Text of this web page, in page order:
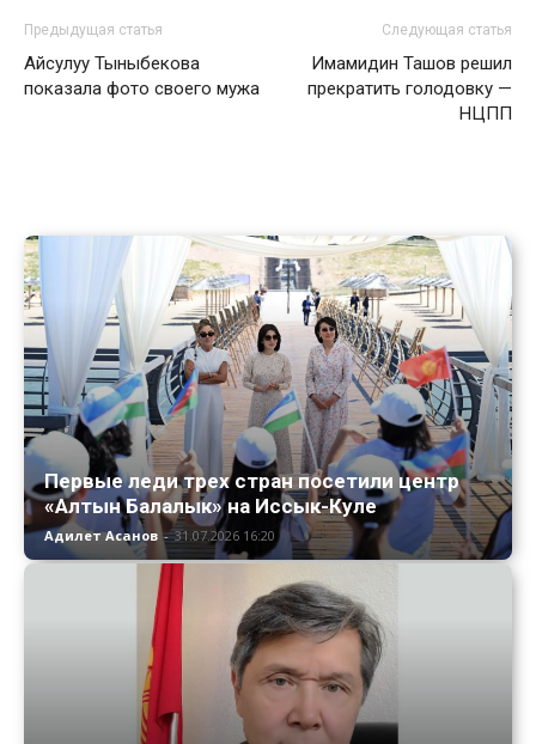
Предыдущая статья
Айсулуу Тыныбекова
показала фото своего мужа
Следующая статья
Имамидин Ташов решил
прекратить голодовку —
НЦПП
Первые леди трех стран посетили центр
«Алтын Балалык» на Иссык-Куле
Адилет Асанов - 31.07.2026 16:20